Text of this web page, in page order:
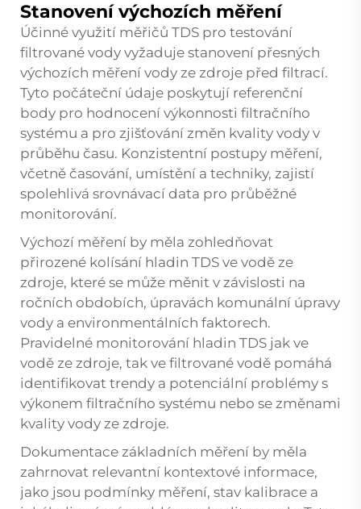
Stanovení výchozích měření
Účinné využití měřičů TDS pro testování
filtrované vody vyžaduje stanovení přesných
výchozích měření vody ze zdroje před filtrací.
Tyto počáteční údaje poskytují referenční
body pro hodnocení výkonnosti filtračního
systému a pro zjišťování změn kvality vody v
průběhu času. Konzistentní postupy měření,
včetně časování, umístění a techniky, zajistí
spolehlivá srovnávací data pro průběžné
monitorování.
Výchozí měření by měla zohledňovat
přirozené kolísání hladin TDS ve vodě ze
zdroje, které se může měnit v závislosti na
ročních obdobích, úpravách komunální úpravy
vody a environmentálních faktorech.
Pravidelné monitorování hladin TDS jak ve
vodě ze zdroje, tak ve filtrované vodě pomáhá
identifikovat trendy a potenciální problémy s
výkonem filtračního systému nebo se změnami
kvality vody ze zdroje.
Dokumentace základních měření by měla
zahrnovat relevantní kontextové informace,
jako jsou podmínky měření, stav kalibrace a